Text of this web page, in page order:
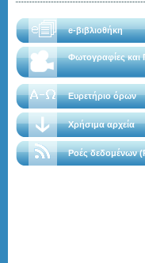
e-βιβλιοθήκη
Φωτογραφίες και
Ευρετήριο όρων
Χρήσιμα αρχεία
Ροές δεδομένων